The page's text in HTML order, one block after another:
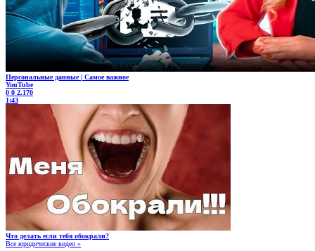
Персональные данные | Самое важное
YouTube
0 0 2.170
1:43
Что делать если тебя обокрали?
Все юридические видео »